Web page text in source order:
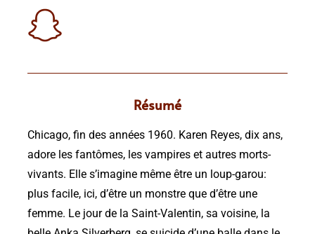
Résumé
Chicago, fin des années 1960. Karen Reyes, dix ans,
adore les fantômes, les vampires et autres morts-
vivants. Elle s’imagine même être un loup-garou:
plus facile, ici, d’être un monstre que d’être une
femme. Le jour de la Saint-Valentin, sa voisine, la